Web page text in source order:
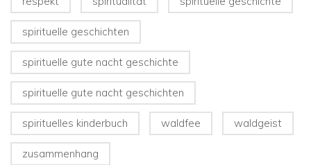
spirituelle geschichten
spirituelle gute nacht geschichte
spirituelle gute nacht geschichten
spirituelles kinderbuch waldfee waldgeist
zusammenhang